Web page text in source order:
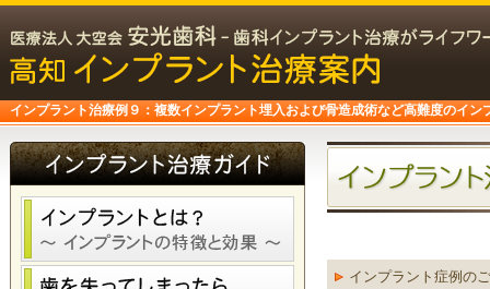
インプラント治療例９：複数インプラント埋入および骨造成術など高難度のイ
インプラント症例の